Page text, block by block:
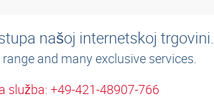
našoj internetskoj trgovini.
and many exclusive services.
služba: +49-421-48907-766